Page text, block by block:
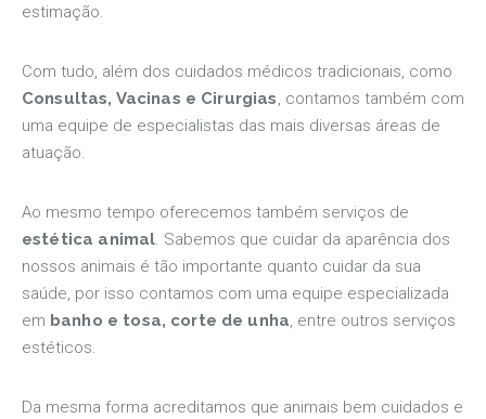
estimação.
Com tudo, além dos cuidados médicos tradicionais, como
Consultas, Vacinas e Cirurgias, contamos também com
uma equipe de especialistas das mais diversas áreas de
atuação.
Ao mesmo tempo oferecemos também serviços de
estética animal. Sabemos que cuidar da aparência dos
nossos animais é tão importante quanto cuidar da sua
saúde, por isso contamos com uma equipe especializada
em banho e tosa, corte de unha, entre outros serviços
estéticos.
Da mesma forma acreditamos que animais bem cuidados e